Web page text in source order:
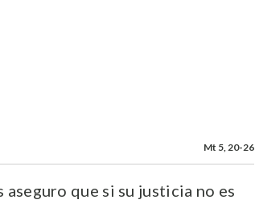
Mt 5, 20-26
aseguro que si su justicia no es